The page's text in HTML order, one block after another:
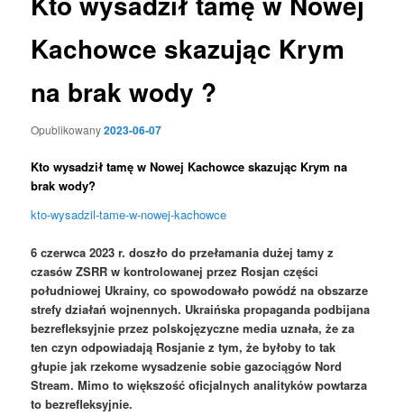
Kachowce skazując Krym
na brak wody ?
Opublikowany2023-06-07
Kto wysadził tamę w Nowej Kachowce skazując Krym na
brak wody?
kto-wysadzil-tame-w-nowej-kachowce
6 czerwca 2023 r. doszło do przełamania dużej tamy z
czasów ZSRR w kontrolowanej przez Rosjan części
południowej Ukrainy, co spowodowało powódź na obszarze
strefy działań wojnennych. Ukraińska propaganda podbijana
bezrefleksyjnie przez polskojęzyczne media uznała, że za
ten czyn odpowiadają Rosjanie z tym, że byłoby to tak
głupie jak rzekome wysadzenie sobie gazociągów Nord
Stream. Mimo to większość oficjalnych analityków powtarza
to bezrefleksyjnie.